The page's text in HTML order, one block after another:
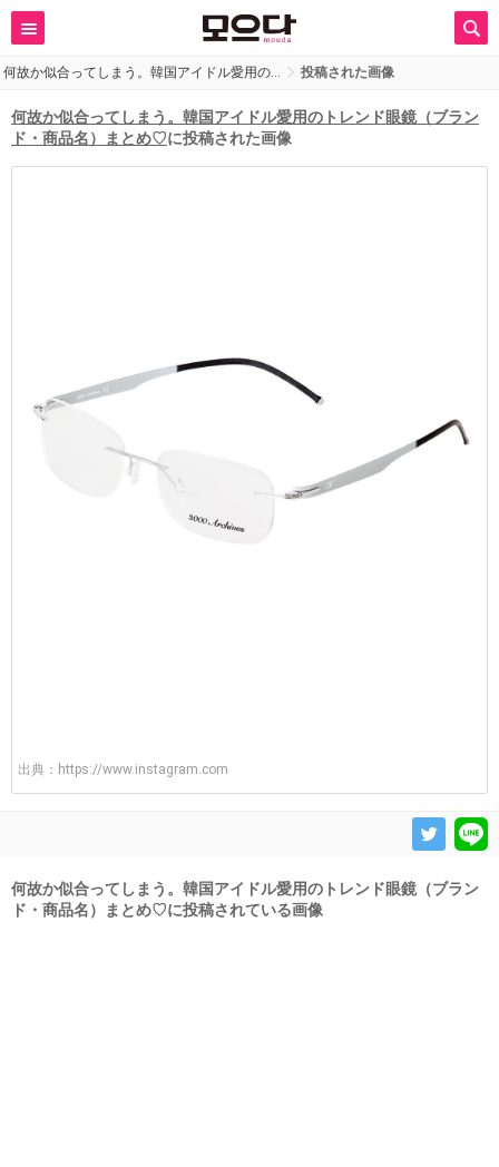
何故か似合ってしまう。韓国アイドル愛用の… 投稿された画像
何故か似合ってしまう。韓国アイドル愛用のトレンド眼鏡（ブラン
ド・商品名）まとめ♡に投稿された画像
出典： https://www.instagram.com
何故か似合ってしまう。韓国アイドル愛用のトレンド眼鏡（ブラン
ド・商品名）まとめ♡に投稿されている画像